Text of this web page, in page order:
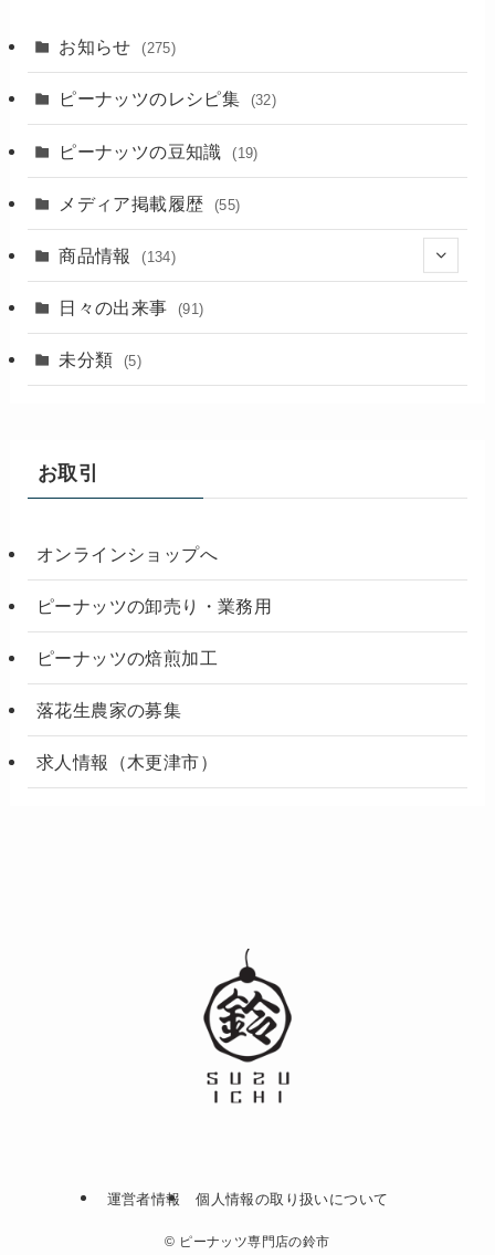
お知らせ (275)
ピーナッツのレシピ集 (32)
ピーナッツの豆知識 (19)
メディア掲載履歴 (55)
商品情報 (134)
(18)
日々の出来事 (91)
未分類 (5)
お取引
オンラインショップへ
ピーナッツの卸売り・業務用
ピーナッツの焙煎加工
落花生農家の募集
求人情報（木更津市）
運営者情報 個人情報の取り扱いについて
© ピーナッツ専門店の鈴市